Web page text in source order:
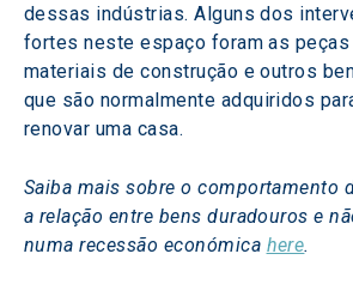
dessas indústrias. Alguns dos
fortes neste espaço foram as
materiais de construção e outros
que são normalmente adquiridos
renovar uma casa.
Saiba mais sobre o comportamento
a relação entre bens duradouros e
numa recessão económica here.